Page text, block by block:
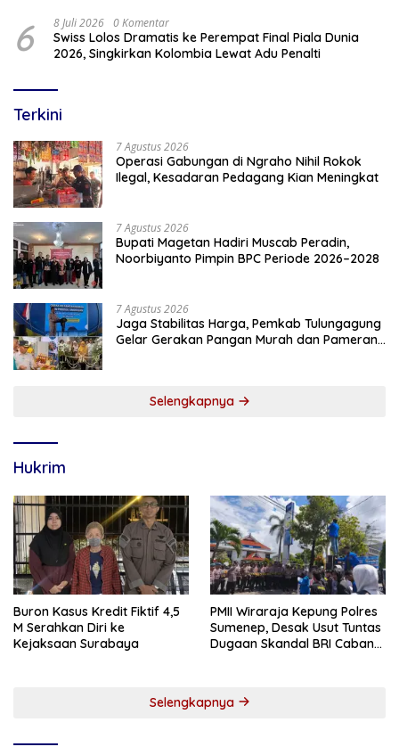
6 8 Juli 2026 0 Komentar
Swiss Lolos Dramatis ke Perempat Final Piala Dunia
2026, Singkirkan Kolombia Lewat Adu Penalti
Terkini
7 Agustus 2026
Operasi Gabungan di Ngraho Nihil Rokok
Ilegal, Kesadaran Pedagang Kian Meningkat
7 Agustus 2026
Bupati Magetan Hadiri Muscab Peradin,
Noorbiyanto Pimpin BPC Periode 2026–2028
7 Agustus 2026
Jaga Stabilitas Harga, Pemkab Tulungagung
Gelar Gerakan Pangan Murah dan Pameran
Selengkapnya
Hukrim
Buron Kasus Kredit Fiktif 4,5
M Serahkan Diri ke
Kejaksaan Surabaya
PMII Wiraraja Kepung Polres
Sumenep, Desak Usut Tuntas
Dugaan Skandal BRI Cabang
Selengkapnya